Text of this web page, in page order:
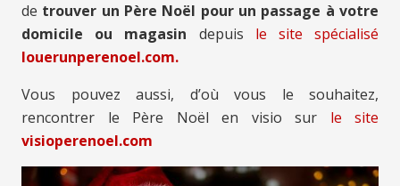
de trouver un Père Noël pour un passage à votre
domicile ou magasin depuis le site spécialisé
louerunperenoel.com.
Vous pouvez aussi, d’où vous le souhaitez,
rencontrer le Père Noël en visio sur le site
visioperenoel.com